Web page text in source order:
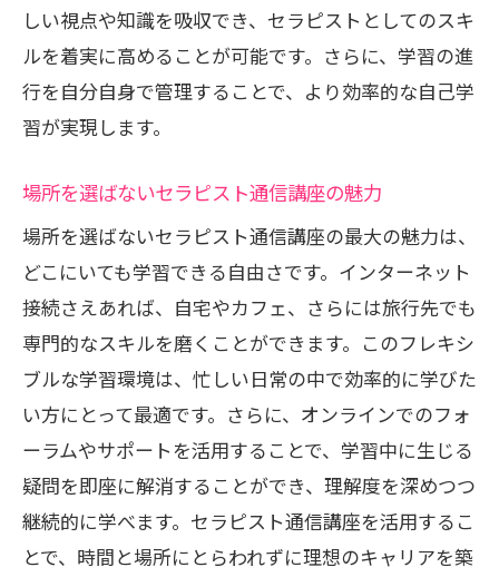
しい視点や知識を吸収でき、セラピストとしてのスキ
ルを着実に高めることが可能です。さらに、学習の進
行を自分自身で管理することで、より効率的な自己学
習が実現します。
場所を選ばないセラピスト通信講座の魅力
場所を選ばないセラピスト通信講座の最大の魅力は、
どこにいても学習できる自由さです。インターネット
接続さえあれば、自宅やカフェ、さらには旅行先でも
専門的なスキルを磨くことができます。このフレキシ
ブルな学習環境は、忙しい日常の中で効率的に学びた
い方にとって最適です。さらに、オンラインでのフォ
ーラムやサポートを活用することで、学習中に生じる
疑問を即座に解消することができ、理解度を深めつつ
継続的に学べます。セラピスト通信講座を活用するこ
とで、時間と場所にとらわれずに理想のキャリアを築